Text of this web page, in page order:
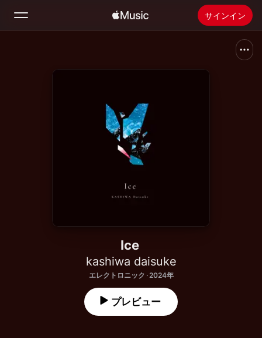
サインイン
Apple Musicをインストール
Ice
kashiwa daisuke
エレクトロニック · 2024年
プレビュー